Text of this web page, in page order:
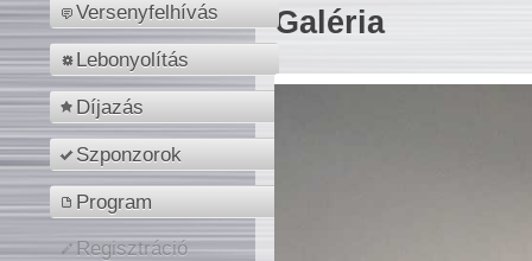
Versenyfelhívás
Lebonyolítás
Díjazás
Szponzorok
Program
Regisztráció
Galéria